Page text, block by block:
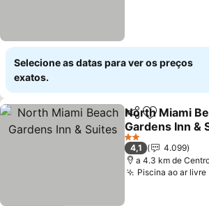
Selecione as datas para ver os preços
exatos.
PartilharAdicionar
North Miami
Gardens Inn &
Ver preços
2 Estrelas
4,1
4.099
a 4.3 km de
Piscina ao ar livre